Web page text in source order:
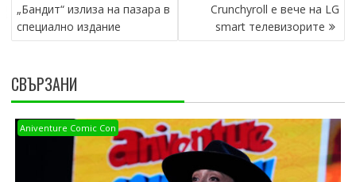
„Бандит“ излиза на пазара в
специално издание
Crunchyroll е вече на LG
smart телевизорите
СВЪРЗАНИ
Aniventure Comic Con